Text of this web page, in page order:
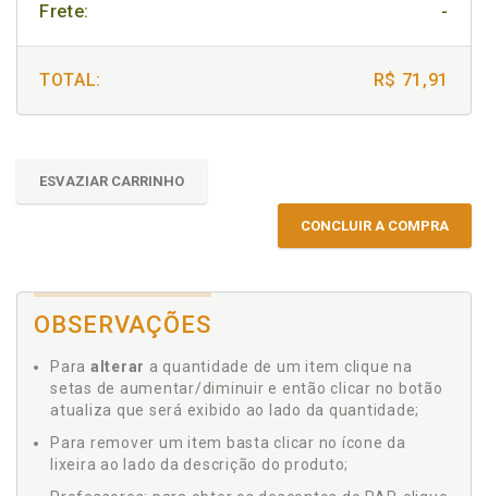
Frete: -
TOTAL: R$ 71,91
ESVAZIAR CARRINHO
CONCLUIR A COMPRA
OBSERVAÇÕES
Para alterar a quantidade de um item clique na
setas de aumentar/diminuir e então clicar no botão
atualiza que será exibido ao lado da quantidade;
Para remover um item basta clicar no ícone da
lixeira ao lado da descrição do produto;